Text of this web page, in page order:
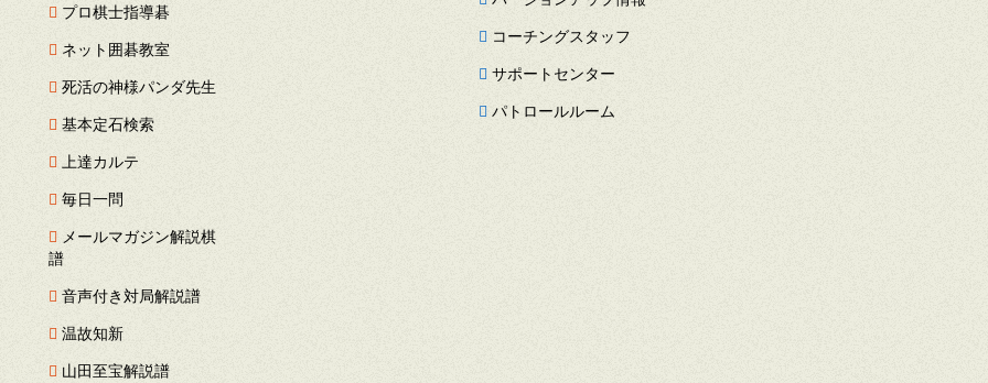
プロ棋士指導碁
ネット囲碁教室
死活の神様パンダ先生
基本定石検索
上達カルテ
毎日一問
メールマガジン解説棋
譜
音声付き対局解説譜
温故知新
山田至宝解説譜
コーチングスタッフ
サポートセンター
パトロールルーム